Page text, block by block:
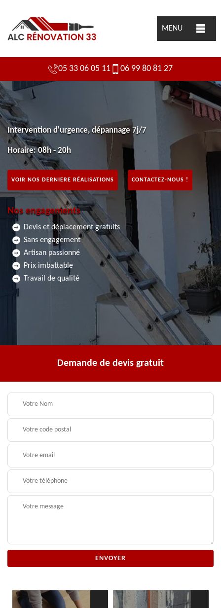
MENU
05 33 06 05 11 06 99 80 81 27
Intervention d'urgence, dépannage 7j/7
Horaire: 08h - 20h
VOIR NOS DERNIERE RÉALISATIONS CONTACTEZ-NOUS !
Nos engagements
Devis et déplacement gratuits
Sans engagement
Artisan passionné
Prix imbattable
Travail de qualité
Demande de devis gratuit